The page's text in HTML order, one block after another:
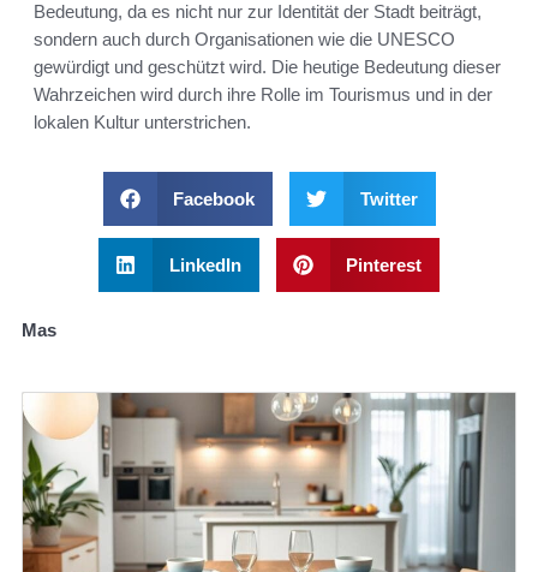
Bedeutung, da es nicht nur zur Identität der Stadt beiträgt,
sondern auch durch Organisationen wie die UNESCO
gewürdigt und geschützt wird. Die heutige Bedeutung dieser
Wahrzeichen wird durch ihre Rolle im Tourismus und in der
lokalen Kultur unterstrichen.
Facebook Twitter
LinkedIn Pinterest
Mas